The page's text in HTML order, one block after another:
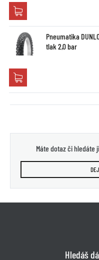
Pneumatika
tlak 2,0 bar
Máte dotaz či hledáte
Hledáš